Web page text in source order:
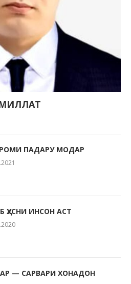
ПАДАРУ МОДАР
ҲУСНИ ИНСОН АСТ
— САРВАРИ ХОНАДОН